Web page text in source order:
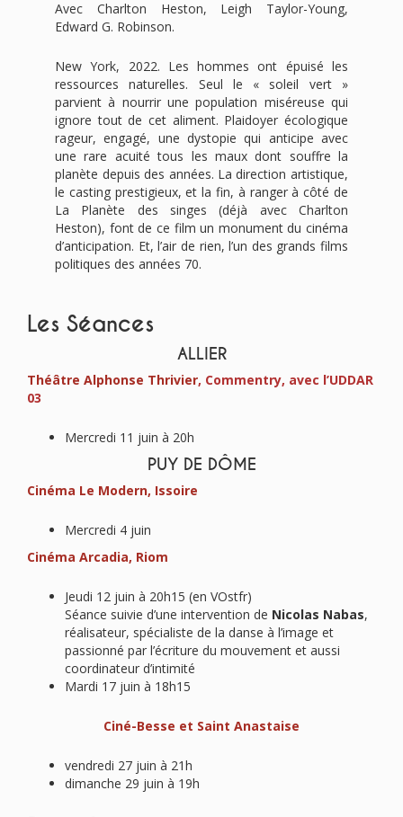
Avec Charlton Heston, Leigh Taylor-Young,
Edward G. Robinson.
New York, 2022. Les hommes ont épuisé les
ressources naturelles. Seul le « soleil vert »
parvient à nourrir une population miséreuse qui
ignore tout de cet aliment. Plaidoyer écologique
rageur, engagé, une dystopie qui anticipe avec
une rare acuité tous les maux dont souffre la
planète depuis des années. La direction artistique,
le casting prestigieux, et la fin, à ranger à côté de
La Planète des singes (déjà avec Charlton
Heston), font de ce film un monument du cinéma
d’anticipation. Et, l’air de rien, l’un des grands films
politiques des années 70.
Les Séances
ALLIER
Théâtre Alphonse Thrivier, Commentry, avec l’UDDAR
03
Mercredi 11 juin à 20h
PUY DE DÔME
Cinéma Le Modern, Issoire
Mercredi 4 juin
Cinéma Arcadia, Riom
Jeudi 12 juin à 20h15 (en VOstfr)
Séance suivie d’une intervention de Nicolas Nabas,
réalisateur, spécialiste de la danse à l’image et
passionné par l’écriture du mouvement et aussi
coordinateur d’intimité
Mardi 17 juin à 18h15
Ciné-Besse et Saint Anastaise
vendredi 27 juin à 21h
dimanche 29 juin à 19h